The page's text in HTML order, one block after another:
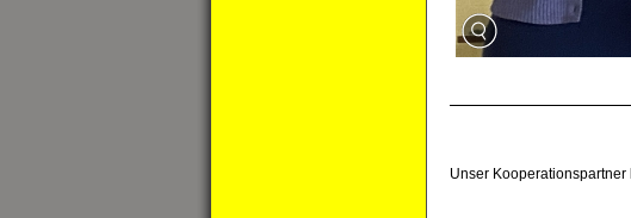
Unser Kooperationspartner